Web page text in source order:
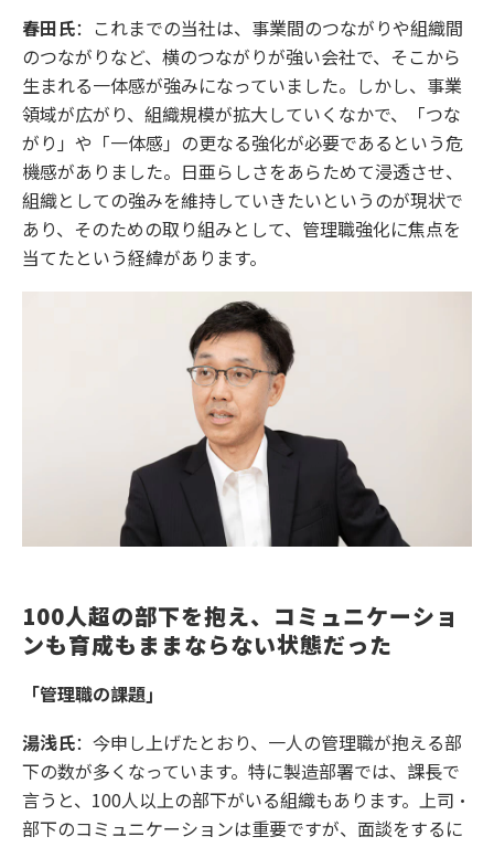
春田氏：これまでの当社は、事業間のつながりや組織間
のつながりなど、横のつながりが強い会社で、そこから
生まれる一体感が強みになっていました。しかし、事業
領域が広がり、組織規模が拡大していくなかで、「つな
がり」や「一体感」の更なる強化が必要であるという危
機感がありました。日亜らしさをあらためて浸透させ、
組織としての強みを維持していきたいというのが現状で
あり、そのための取り組みとして、管理職強化に焦点を
当てたという経緯があります。
100人超の部下を抱え、コミュニケーショ
ンも育成もままならない状態だった
「管理職の課題」
湯浅氏：今申し上げたとおり、一人の管理職が抱える部
下の数が多くなっています。特に製造部署では、課長で
言うと、100人以上の部下がいる組織もあります。上司・
部下のコミュニケーションは重要ですが、面談をするに